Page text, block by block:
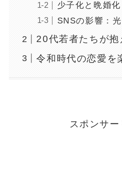
少子化と晩婚化
SNSの影響：
20代若者たちが抱
令和時代の恋愛を
スポンサー